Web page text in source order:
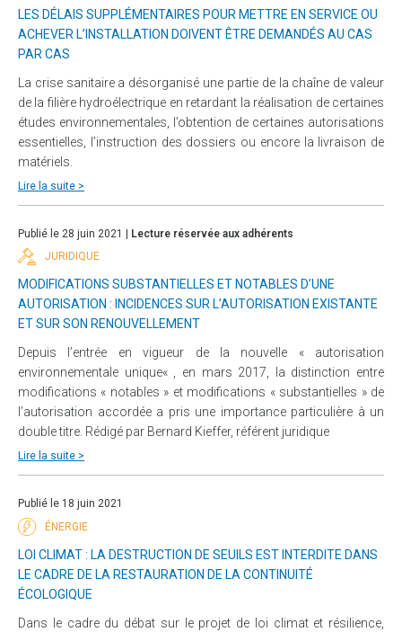
LES DÉLAIS SUPPLÉMENTAIRES POUR METTRE EN SERVICE OU
ACHEVER L’INSTALLATION DOIVENT ÊTRE DEMANDÉS AU CAS
PAR CAS
La crise sanitaire a désorganisé une partie de la chaîne de valeur
de la filière hydroélectrique en retardant la réalisation de certaines
études environnementales, l’obtention de certaines autorisations
essentielles, l’instruction des dossiers ou encore la livraison de
matériels.
Lire la suite >
Publié le 28 juin 2021 | Lecture réservée aux adhérents
JURIDIQUE
MODIFICATIONS SUBSTANTIELLES ET NOTABLES D’UNE
AUTORISATION : INCIDENCES SUR L’AUTORISATION EXISTANTE
ET SUR SON RENOUVELLEMENT
Depuis l’entrée en vigueur de la nouvelle « autorisation
environnementale unique« , en mars 2017, la distinction entre
modifications « notables » et modifications « substantielles » de
l’autorisation accordée a pris une importance particulière à un
double titre. Rédigé par Bernard Kieffer, référent juridique
Lire la suite >
Publié le 18 juin 2021
ÉNERGIE
LOI CLIMAT : LA DESTRUCTION DE SEUILS EST INTERDITE DANS
LE CADRE DE LA RESTAURATION DE LA CONTINUITÉ
ÉCOLOGIQUE
Dans le cadre du débat sur le projet de loi climat et résilience,